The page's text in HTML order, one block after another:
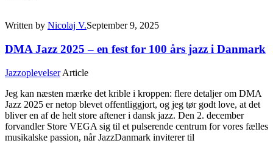
Written by Nicolaj V.September 9, 2025
DMA Jazz 2025 – en fest for 100 års jazz i Danmark
JazzoplevelserArticle
Jeg kan næsten mærke det krible i kroppen: flere detaljer om DMA
Jazz 2025 er netop blevet offentliggjort, og jeg tør godt love, at det
bliver en af de helt store aftener i dansk jazz. Den 2. december
forvandler Store VEGA sig til et pulserende centrum for vores fælles
musikalske passion, når JazzDanmark inviterer til